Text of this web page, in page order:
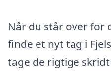
Når du står over for
finde et nyt tag i
tage de rigtige